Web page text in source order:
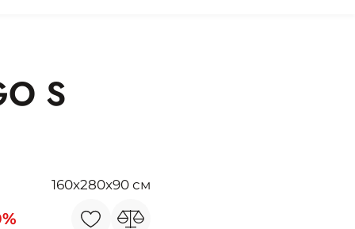
S
160x280x90 см